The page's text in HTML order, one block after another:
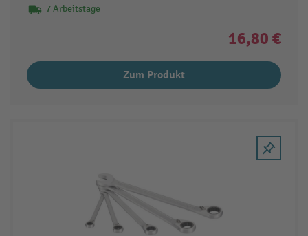
7 Arbeitstage
16,80 €
Zum Produkt